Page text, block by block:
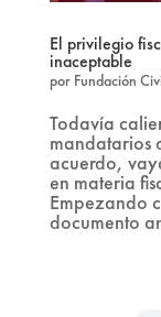
El privilegio
inaceptable
por Fundación
Todavía
mandatarios
acuerdo,
en materia
Empezando
documento